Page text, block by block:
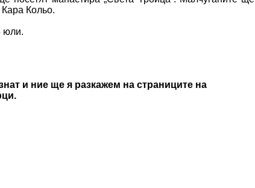
Кара Кольо.
юли.
и ние ще я разкажем на страниците на